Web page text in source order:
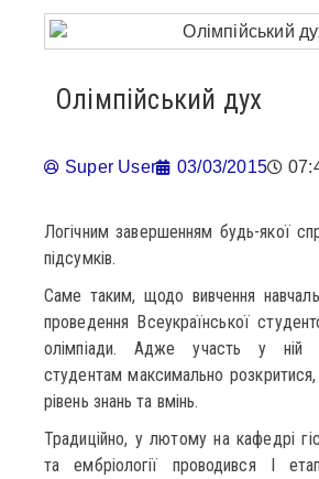
Олімпійський дух
Super User 03/03/2015
Логічним завершенням будь-якої
підсумків.
Саме таким, щодо вивчення
проведення Всеукраїнської
олімпіади. Адже участь у ній
студентам максимально розкритися,
рівень знань та вмінь.
Традиційно, у лютому на кафедрі
та ембріології проводився І